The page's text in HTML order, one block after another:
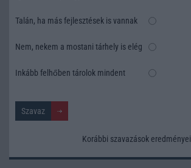
Talán, ha más fejlesztések is vannak
Nem, nekem a mostani tárhely is elég
Inkább felhőben tárolok mindent
Korábbi szavazások eredményei